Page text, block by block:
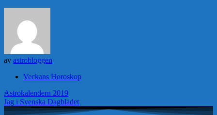
av astrobloggen
Veckans Horoskop
Inläggsnavigering
Astrokalendern 2019
Jag i Svenska Dagbladet